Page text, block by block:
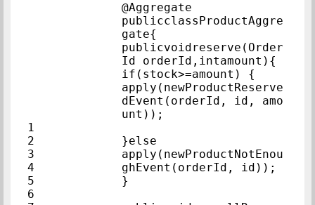
1
2
3
4
5
6
@Aggregate
publicclassProductAggre
gate{
publicvoidreserve(Order
apply(newProductReserve
dEvent(orderId, id, amo
unt));
}else
apply(newProductNotEnou
}